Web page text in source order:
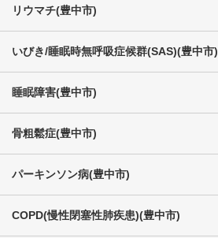
リウマチ(豊中市)
いびき/睡眠時無呼吸症候群(SAS)(豊中市)
睡眠障害(豊中市)
骨粗鬆症(豊中市)
パーキンソン病(豊中市)
COPD(慢性閉塞性肺疾患)(豊中市)